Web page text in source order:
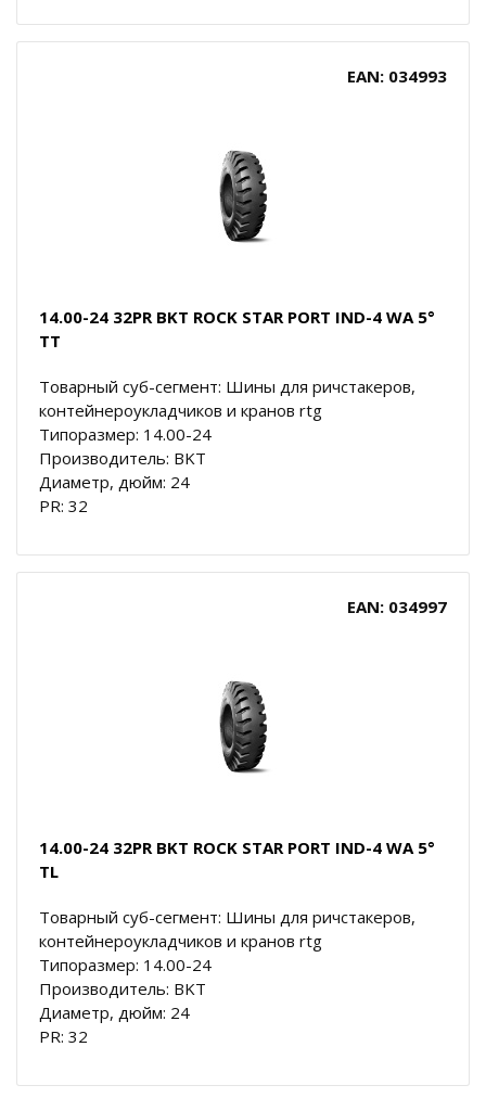
EAN: 034993
14.00-24 32PR BKT ROCK STAR PORT IND-4 WA 5°
TT
Товарный суб-сегмент: Шины для ричстакеров,
контейнероукладчиков и кранов rtg
Типоразмер: 14.00-24
Производитель: BKT
Диаметр, дюйм: 24
PR: 32
EAN: 034997
14.00-24 32PR BKT ROCK STAR PORT IND-4 WA 5°
TL
Товарный суб-сегмент: Шины для ричстакеров,
контейнероукладчиков и кранов rtg
Типоразмер: 14.00-24
Производитель: BKT
Диаметр, дюйм: 24
PR: 32